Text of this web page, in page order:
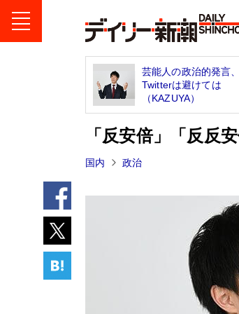
芸能人の政治的発言、
Twitterは避けては
（KAZUYA）
「反安倍」「反反
国内 政治